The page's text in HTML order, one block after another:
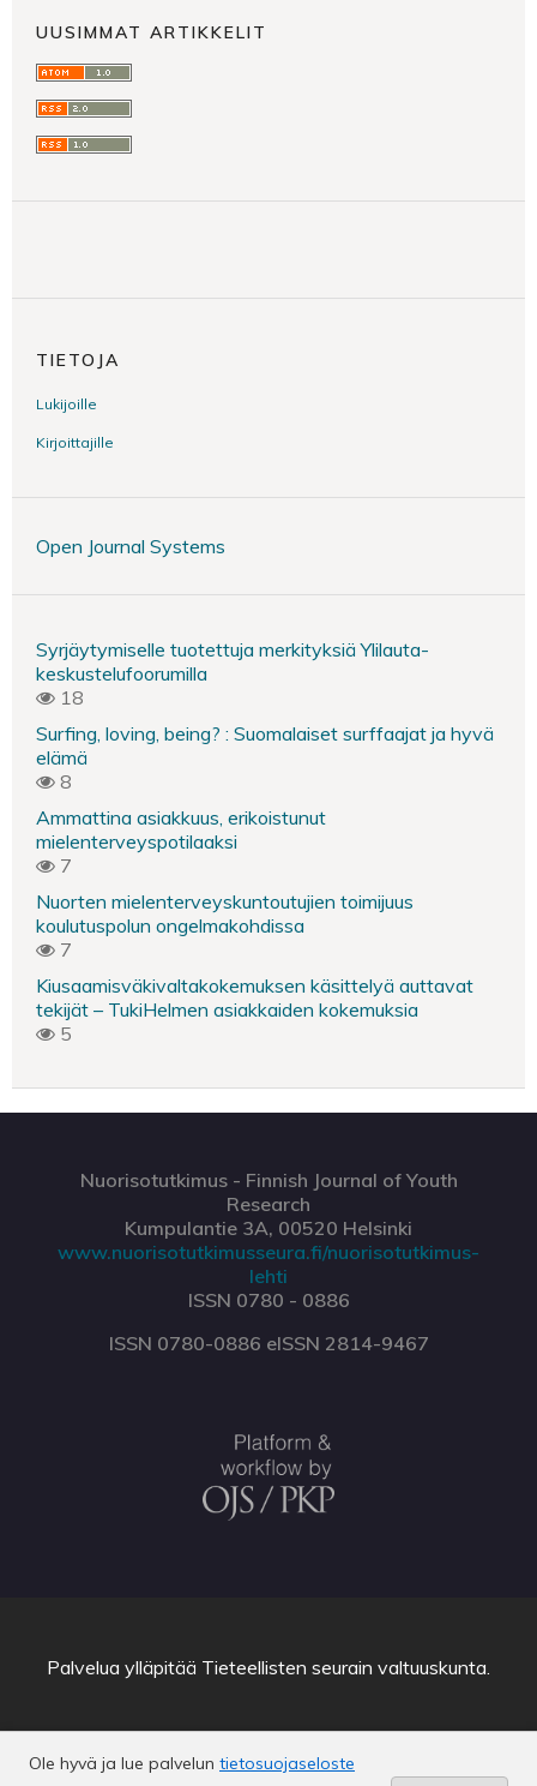
UUSIMMAT ARTIKKELIT
TIETOJA
Lukijoille
Kirjoittajille
Open Journal Systems
Syrjäytymiselle tuotettuja merkityksiä Ylilauta-
keskustelufoorumilla
18
Surfing, loving, being? : Suomalaiset surffaajat ja hyvä
elämä
8
Ammattina asiakkuus, erikoistunut
mielenterveyspotilaaksi
7
Nuorten mielenterveyskuntoutujien toimijuus
koulutuspolun ongelmakohdissa
7
Kiusaamisväkivaltakokemuksen käsittelyä auttavat
tekijät – TukiHelmen asiakkaiden kokemuksia
5
Nuorisotutkimus - Finnish Journal of Youth
Research
Kumpulantie 3A, 00520 Helsinki
www.nuorisotutkimusseura.fi/nuorisotutkimus-
lehti
ISSN 0780 - 0886
ISSN 0780-0886 eISSN 2814-9467
Ole hyvä ja lue palvelun tietosuojaseloste
Palvelua ylläpitää Tieteellisten seurain valtuuskunta